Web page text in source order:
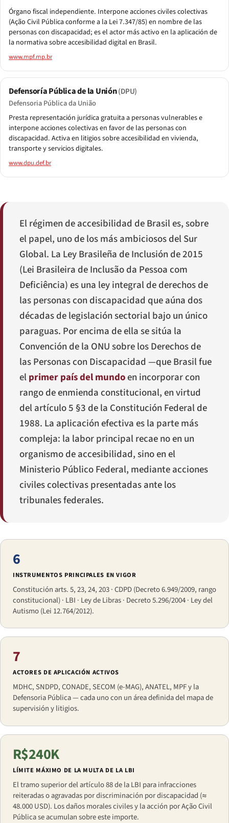
Órgano fiscal independiente. Interpone acciones civiles colectivas
(Ação Civil Pública conforme a la Lei 7.347/85) en nombre de las
personas con discapacidad; es el actor más activo en la aplicación de
la normativa sobre accesibilidad digital en Brasil.
www.mpf.mp.br
Defensoría Pública de la Unión(DPU)
Defensoria Pública da União
Presta representación jurídica gratuita a personas vulnerables e
interpone acciones colectivas en favor de las personas con
discapacidad. Activa en litigios sobre accesibilidad en vivienda,
transporte y servicios digitales.
www.dpu.def.br
El régimen de accesibilidad de Brasil es, sobre
el papel, uno de los más ambiciosos del Sur
Global. La Ley Brasileña de Inclusión de 2015
(Lei Brasileira de Inclusão da Pessoa com
Deficiência) es una ley integral de derechos de
las personas con discapacidad que aúna dos
décadas de legislación sectorial bajo un único
paraguas. Por encima de ella se sitúa la
Convención de la ONU sobre los Derechos de
las Personas con Discapacidad —que Brasil fue
elprimer país del mundoen incorporar con
rango de enmienda constitucional, en virtud
del artículo 5 §3 de la Constitución Federal de
1988. La aplicación efectiva es la parte más
compleja: la labor principal recae no en un
organismo de accesibilidad, sino en el
Ministerio Público Federal, mediante acciones
civiles colectivas presentadas ante los
tribunales federales.
6
INSTRUMENTOS PRINCIPALES EN VIGOR
Constitución arts. 5, 23, 24, 203 · CDPD (Decreto 6.949/2009, rango
constitucional) · LBI · Ley de Libras · Decreto 5.296/2004 · Ley del
Autismo (Lei 12.764/2012).
7
ACTORES DE APLICACIÓN ACTIVOS
MDHC, SNDPD, CONADE, SECOM (e-MAG), ANATEL, MPF y la
Defensoria Pública — cada uno con un área definida del mapa de
supervisión y litigios.
R$240K
LÍMITE MÁXIMO DE LA MULTA DE LA LBI
El tramo superior del artículo 88 de la LBI para infracciones
reiteradas o agravadas por discriminación por discapacidad (≈
48.000 USD). Los daños morales civiles y la acción por Ação Civil
Pública se acumulan sobre este importe.